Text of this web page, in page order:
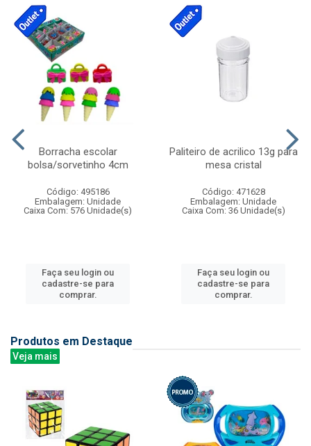
Borracha escolar
bolsa/sorvetinho 4cm
Código: 495186
Embalagem: Unidade
Caixa Com: 576 Unidade(s)
Faça seu login ou
cadastre-se para
comprar.
Paliteiro de acrilico 13g para
mesa cristal
Código: 471628
Embalagem: Unidade
Caixa Com: 36 Unidade(s)
Faça seu login ou
cadastre-se para
comprar.
Produtos em Destaque
Veja mais